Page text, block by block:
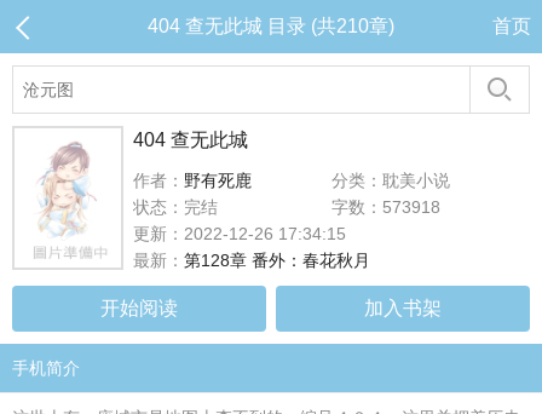
404 查无此城 目录 (共210章) 首页
404 查无此城
作者： 野有死鹿
分类：耽美小说
状态：完结
字数：573918
更新：2022-12-26 17:34:15
最新： 第128章 番外：春花秋月
开始阅读 加入书架
手机简介